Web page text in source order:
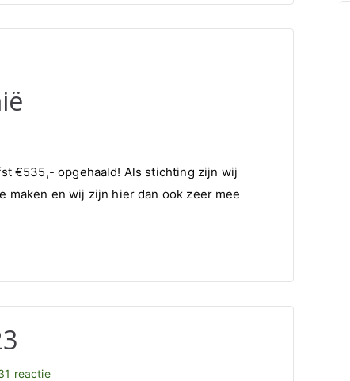
€535,- opgehaald! Als stichting zijn wij
maken en wij zijn hier dan ook zeer mee
1 reactieop